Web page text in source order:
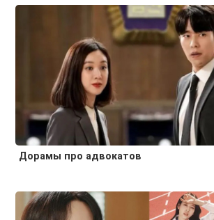
Дорамы про адвокатов